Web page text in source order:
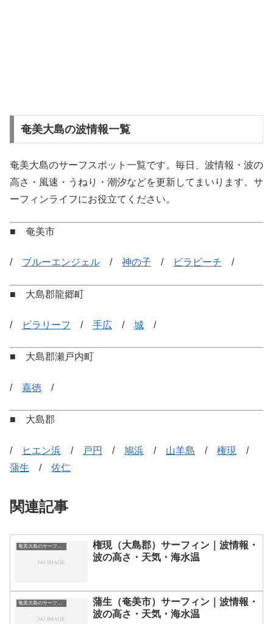
奄美大島の波情報一覧
奄美大島のサーフスポット一覧です。毎日、波情報・波の
高さ・風速・うねり・潮汐などを更新してまいります。サ
ーフィンライフにお役立てください。
■ 奄美市
/ ブルーエンジェル / 神の子 / ビラビーチ /
■ 大島郡龍郷町
/ ビラリーフ / 手広 / 城 /
■ 大島郡瀬戸内町
/ 嘉徳 /
■ 大島郡
/ ヒエン浜 / 戸円 / 鳩浜 / 山羊島 / 権現
/
蒲生 / 佐仁
関連記事
奄美大島のサーフィン波情報・ポイント・スポット一覧
権現（大島郡）サーフィン｜波情報・
波の高さ・天気・海水温
奄美大島のサーフィン波情報・ポイント・スポット一覧
蒲生（奄美市）サーフィン｜波情報・
波の高さ・天気・海水温